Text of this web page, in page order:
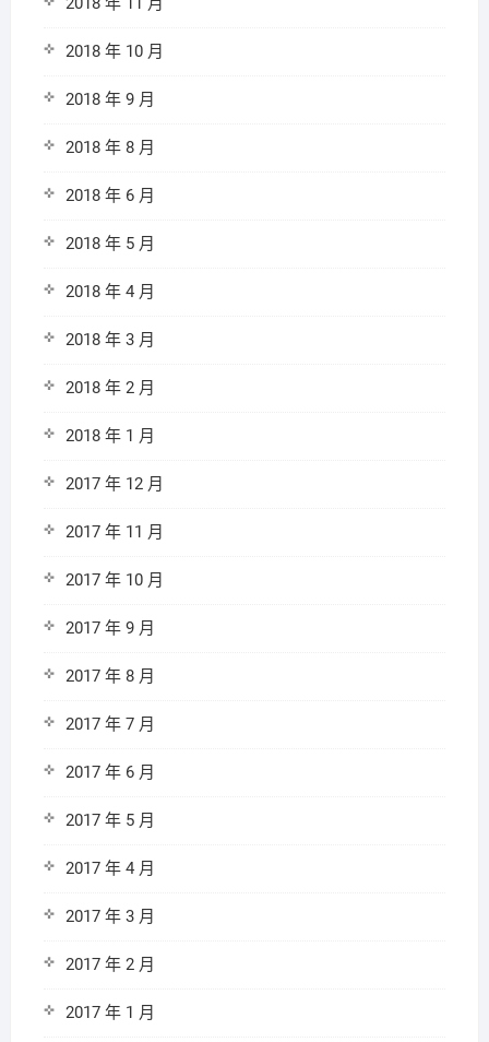
2018 年 10 月
2018 年 9 月
2018 年 8 月
2018 年 6 月
2018 年 5 月
2018 年 4 月
2018 年 3 月
2018 年 2 月
2018 年 1 月
2017 年 12 月
2017 年 11 月
2017 年 10 月
2017 年 9 月
2017 年 8 月
2017 年 7 月
2017 年 6 月
2017 年 5 月
2017 年 4 月
2017 年 3 月
2017 年 2 月
2017 年 1 月